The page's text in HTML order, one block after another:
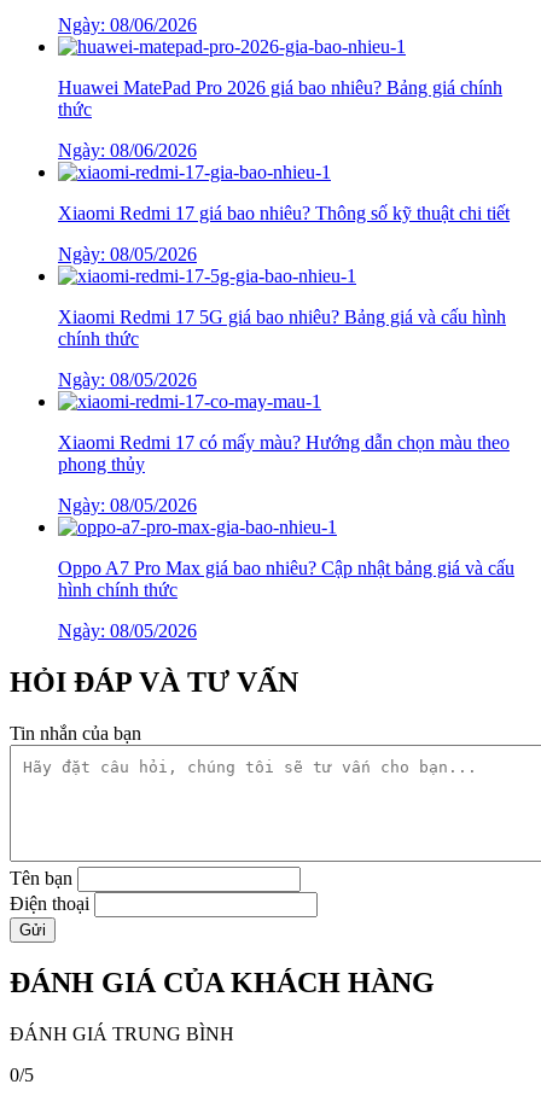
Ngày: 08/06/2026
Huawei MatePad Pro 2026 giá bao nhiêu? Bảng giá chính
thức
Ngày: 08/06/2026
Xiaomi Redmi 17 giá bao nhiêu? Thông số kỹ thuật chi tiết
Ngày: 08/05/2026
Xiaomi Redmi 17 5G giá bao nhiêu? Bảng giá và cấu hình
chính thức
Ngày: 08/05/2026
Xiaomi Redmi 17 có mấy màu? Hướng dẫn chọn màu theo
phong thủy
Ngày: 08/05/2026
Oppo A7 Pro Max giá bao nhiêu? Cập nhật bảng giá và cấu
hình chính thức
Ngày: 08/05/2026
HỎI ĐÁP VÀ TƯ VẤN
Tin nhắn của bạn
Tên bạn
Điện thoại
ĐÁNH GIÁ CỦA KHÁCH HÀNG
ĐÁNH GIÁ TRUNG BÌNH
0/5